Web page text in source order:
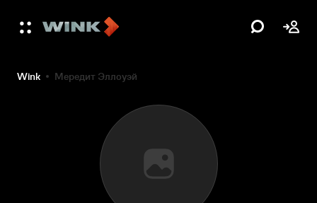
Wink Мередит Эллоуэй